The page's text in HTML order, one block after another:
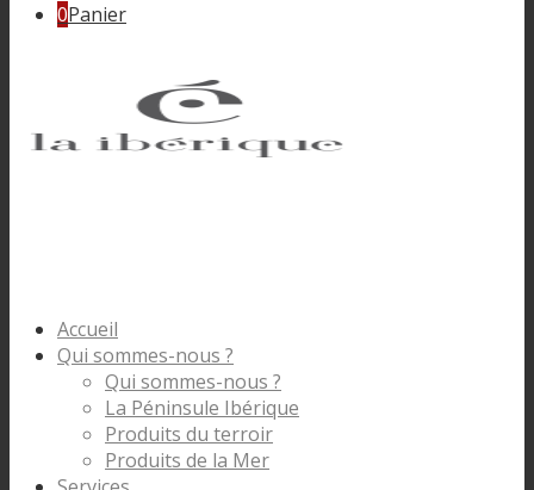
0Panier
Accueil
Qui sommes-nous ?
Qui sommes-nous ?
La Péninsule Ibérique
Produits du terroir
Produits de la Mer